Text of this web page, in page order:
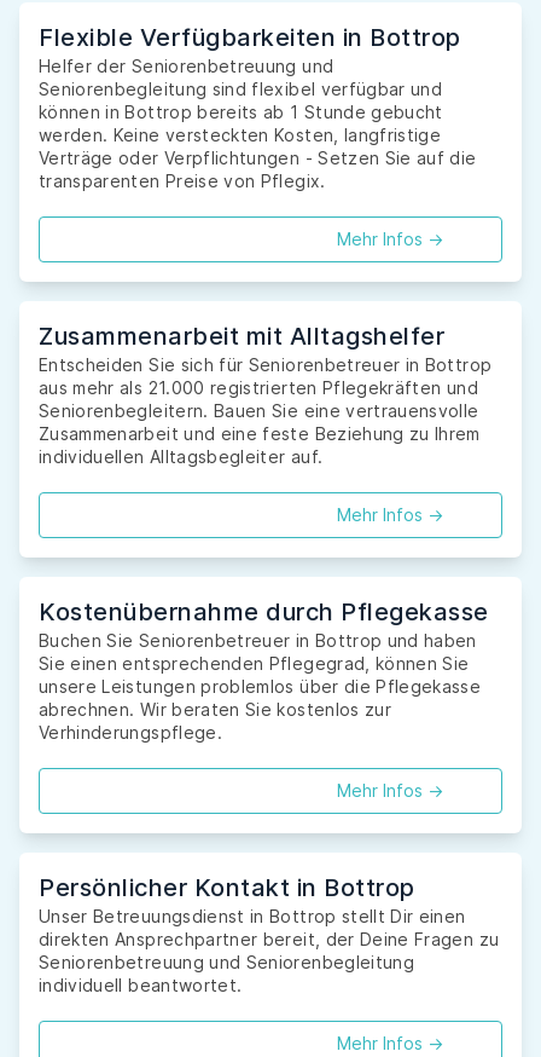
Flexible Verfügbarkeiten in Bottrop
Helfer der Seniorenbetreuung und
Seniorenbegleitung sind flexibel verfügbar und
können in Bottrop bereits ab 1 Stunde gebucht
werden. Keine versteckten Kosten, langfristige
Verträge oder Verpflichtungen - Setzen Sie auf die
transparenten Preise von Pflegix.
Mehr Infos ->
Zusammenarbeit mit Alltagshelfer
Entscheiden Sie sich für Seniorenbetreuer in Bottrop
aus mehr als 21.000 registrierten Pflegekräften und
Seniorenbegleitern. Bauen Sie eine vertrauensvolle
Zusammenarbeit und eine feste Beziehung zu Ihrem
individuellen Alltagsbegleiter auf.
Mehr Infos ->
Kostenübernahme durch Pflegekasse
Buchen Sie Seniorenbetreuer in Bottrop und haben
Sie einen entsprechenden Pflegegrad, können Sie
unsere Leistungen problemlos über die Pflegekasse
abrechnen. Wir beraten Sie kostenlos zur
Verhinderungspflege.
Mehr Infos ->
Persönlicher Kontakt in Bottrop
Unser Betreuungsdienst in Bottrop stellt Dir einen
direkten Ansprechpartner bereit, der Deine Fragen zu
Seniorenbetreuung und Seniorenbegleitung
individuell beantwortet.
Mehr Infos ->